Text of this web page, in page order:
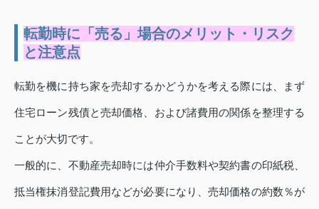
転勤時に「売る」場合のメリット・リスク
と注意点
転勤を機に持ち家を売却するかどうかを考える際には、まず
住宅ローン残債と売却価格、および諸費用の関係を整理する
ことが大切です。
一般的に、不動産売却時には仲介手数料や契約書の印紙税、
抵当権抹消登記費用などが必要になり、売却価格の約数％が